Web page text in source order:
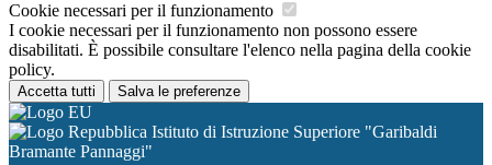
Cookie necessari per il funzionamento
I cookie necessari per il funzionamento non possono essere
disabilitati. È possibile consultare l'elenco nella pagina della cookie
policy.
Accetta tutti Salva le preferenze
Istituto di Istruzione Superiore "Garibaldi
Bramante Pannaggi"